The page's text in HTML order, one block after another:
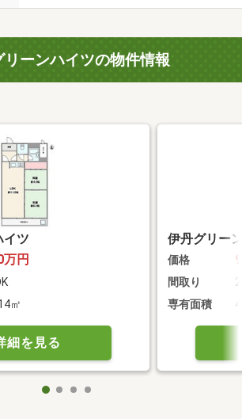
リーンハイツの物件情報
イツ
万円
㎡
細を見る
伊丹グリー
価格
間取り
専有面積